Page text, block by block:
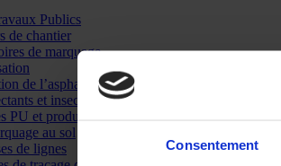
Consentement
Publics
de chantier
de marquage
de l’asphalte
et insecticides
PU et produits de colmatage
au sol
de lignes